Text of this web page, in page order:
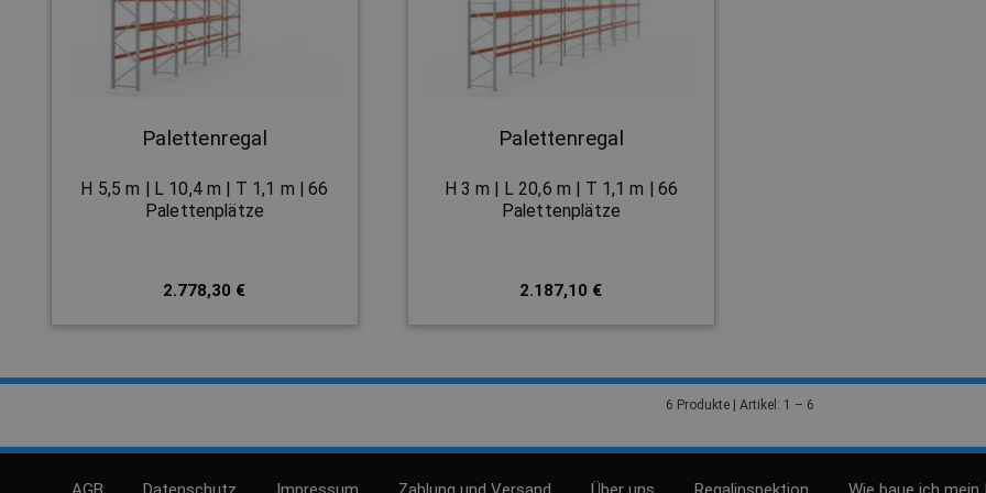
Palettenregal
H 5,5 m | L 10,4 m | T 1,1 m | 66
Palettenplätze
2.778,30 €
Palettenregal
H 3 m | L 20,6 m | T 1,1 m | 66
Palettenplätze
2.187,10 €
6 Produkte | Artikel: 1 – 6